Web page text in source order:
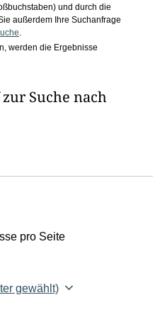
und durch die
außerdem Ihre Suchanfrage
werden die Ergebnisse
Suche nach
pro Seite
gewählt)